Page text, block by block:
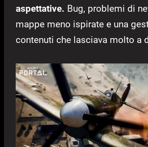
aspettative. Bug, problemi di
mappe meno ispirate e una
contenuti che lasciava molto a